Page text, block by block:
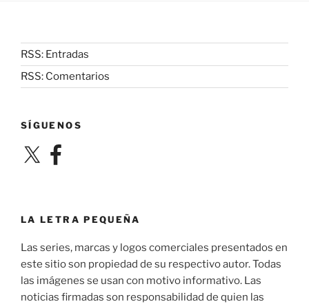
RSS: Entradas
RSS: Comentarios
SÍGUENOS
X Facebook
LA LETRA PEQUEÑA
Las series, marcas y logos comerciales presentados en
este sitio son propiedad de su respectivo autor. Todas
las imágenes se usan con motivo informativo. Las
noticias firmadas son responsabilidad de quien las